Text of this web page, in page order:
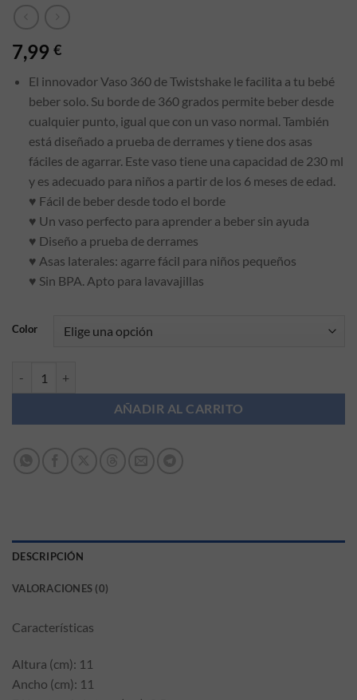
7,99 €
El innovador Vaso 360 de Twistshake le facilita a tu bebé
beber solo. Su borde de 360 grados permite beber desde
cualquier punto, igual que con un vaso normal. También
está diseñado a prueba de derrames y tiene dos asas
fáciles de agarrar. Este vaso tiene una capacidad de 230 ml
y es adecuado para niños a partir de los 6 meses de edad.
♥︎ Fácil de beber desde todo el borde
♥︎ Un vaso perfecto para aprender a beber sin ayuda
♥︎ Diseño a prueba de derrames
♥︎ Asas laterales: agarre fácil para niños pequeños
♥︎ Sin BPA. Apto para lavavajillas
Color
AÑADIR AL CARRITO
DESCRIPCIÓN
VALORACIONES (0)
Características
Altura (cm): 11
Ancho (cm): 11